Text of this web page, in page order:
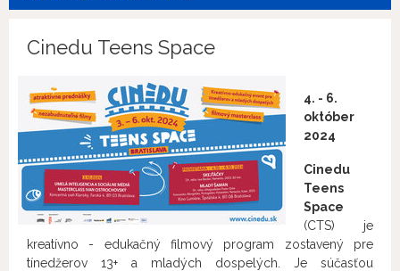
Cinedu Teens Space
4. - 6.
október
2024
Cinedu
Teens
Space
(CTS) je
kreatívno - edukačný filmový program zostavený pre
tínedžerov 13+ a mladých dospelých. Je súčasťou